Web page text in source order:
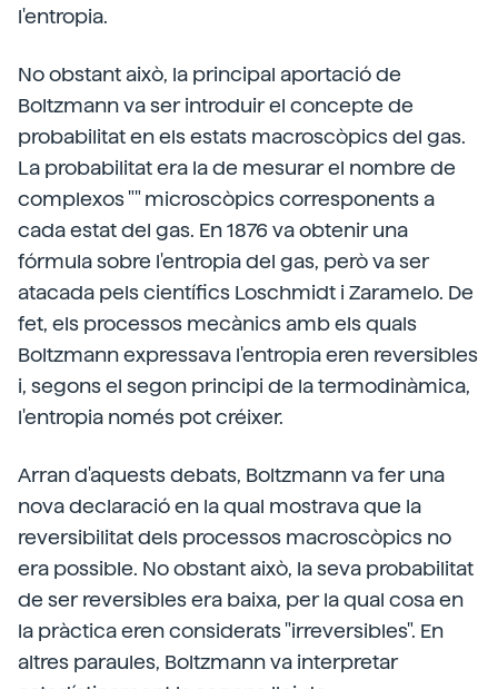
l'entropia.
No obstant això, la principal aportació de
Boltzmann va ser introduir el concepte de
probabilitat en els estats macroscòpics del gas.
La probabilitat era la de mesurar el nombre de
complexos "" microscòpics corresponents a
cada estat del gas. En 1876 va obtenir una
fórmula sobre l'entropia del gas, però va ser
atacada pels científics Loschmidt i Zaramelo. De
fet, els processos mecànics amb els quals
Boltzmann expressava l'entropia eren reversibles
i, segons el segon principi de la termodinàmica,
l'entropia només pot créixer.
Arran d'aquests debats, Boltzmann va fer una
nova declaració en la qual mostrava que la
reversibilitat dels processos macroscòpics no
era possible. No obstant això, la seva probabilitat
de ser reversibles era baixa, per la qual cosa en
la pràctica eren considerats "irreversibles". En
altres paraules, Boltzmann va interpretar